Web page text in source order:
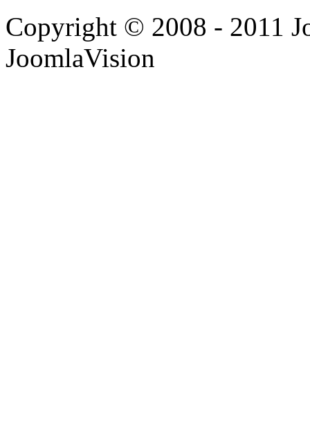
Copyright © 2008 - 2011
JoomlaVision